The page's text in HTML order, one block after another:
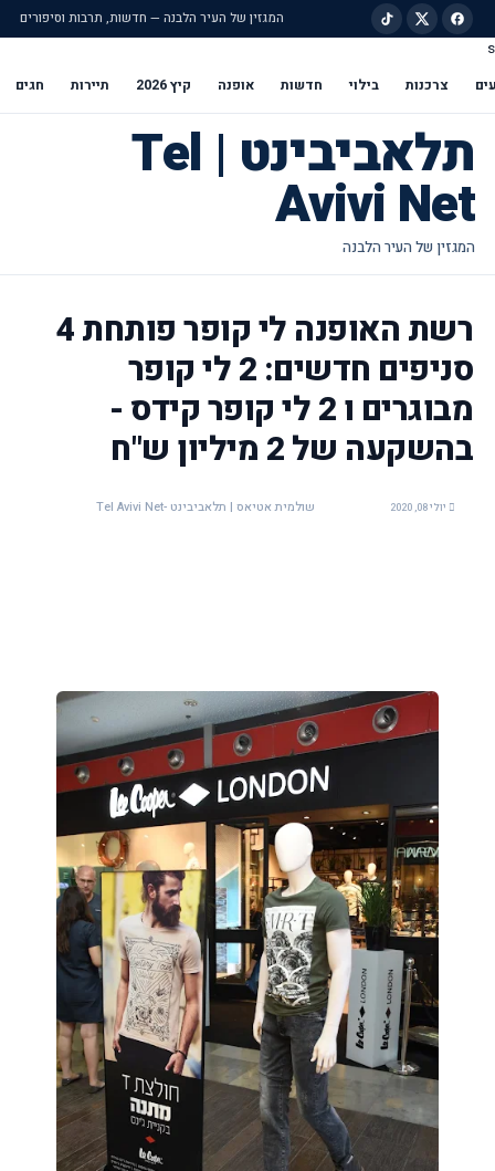
המגזין של העיר הלבנה — חדשות, תרבות וסיפורים
s
צרכנות בילוי חדשות אופנה קיץ 2026 תיירות חגים
תלאביבינט | Tel
Avivi Net
רשת האופנה לי קופר פותחת 4
סניפים חדשים: 2 לי קופר
מבוגרים ו 2 לי קופר קידס -
בהשקעה של 2 מיליון ש"ח
יולי 08, 2020 שולמית אטיאס | תלאביבינט -Tel Avivi Net